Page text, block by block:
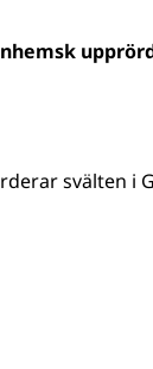
svälten i